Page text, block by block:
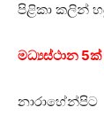
පිළිකා කලින්
මධ්‍යස්ථාන 5ක්
නාරාහේන්පිට